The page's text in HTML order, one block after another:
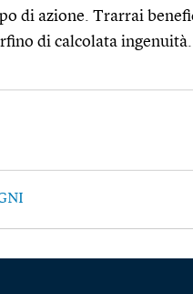
di azione. Trarrai
di calcolata ingenuità.